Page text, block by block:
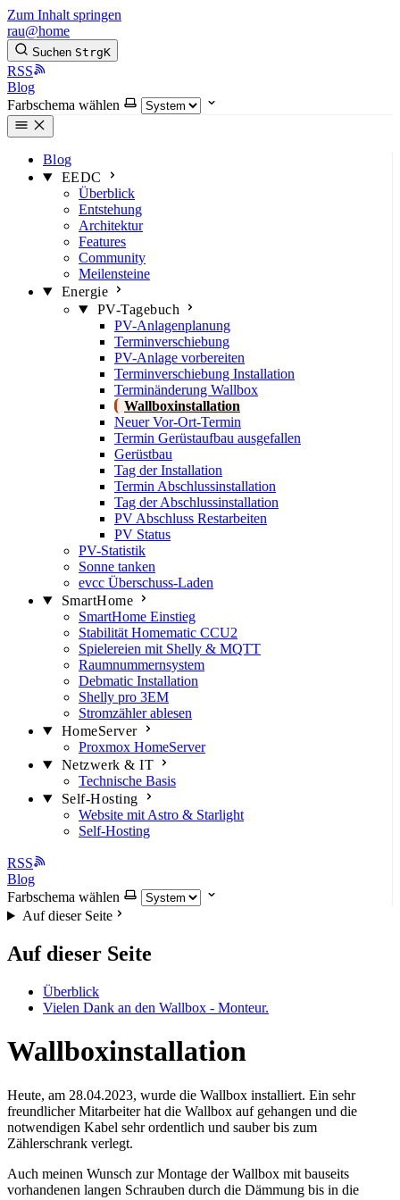
Zum Inhalt springen
rau@home
Suchen StrgK
RSS
Blog
Farbschema wählen
Blog
EEDC
Überblick
Entstehung
Architektur
Features
Community
Meilensteine
Energie
PV-Tagebuch
PV-Anlagenplanung
Terminverschiebung
PV-Anlage vorbereiten
Terminverschiebung Installation
Terminänderung Wallbox
Wallboxinstallation
Neuer Vor-Ort-Termin
Termin Gerüstaufbau ausgefallen
Gerüstbau
Tag der Installation
Termin Abschlussinstallation
Tag der Abschlussinstallation
PV Abschluss Restarbeiten
PV Status
PV-Statistik
Sonne tanken
evcc Überschuss-Laden
SmartHome
SmartHome Einstieg
Stabilität Homematic CCU2
Spielereien mit Shelly & MQTT
Raumnummernsystem
Debmatic Installation
Shelly pro 3EM
Stromzähler ablesen
HomeServer
Proxmox HomeServer
Netzwerk & IT
Technische Basis
Self-Hosting
Website mit Astro & Starlight
Self-Hosting
RSS
Blog
Farbschema wählen
Auf dieser Seite
Auf dieser Seite
Überblick
Vielen Dank an den Wallbox - Monteur.
Wallboxinstallation
Heute, am 28.04.2023, wurde die Wallbox installiert. Ein sehr
freundlicher Mitarbeiter hat die Wallbox auf gehangen und die
notwendigen Kabel sehr ordentlich und sauber bis zum
Zählerschrank verlegt.
Auch meinen Wunsch zur Montage der Wallbox mit bauseits
vorhandenen langen Schrauben durch die Dämmung bis in die